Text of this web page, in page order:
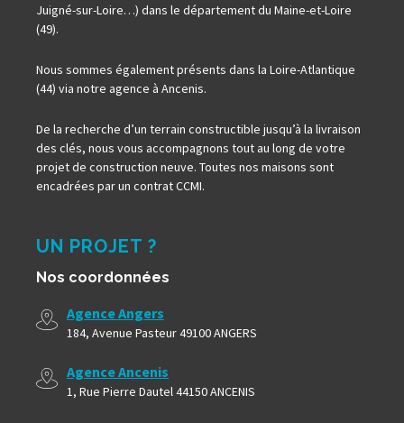
Juigné-sur-Loire…) dans le département du Maine-et-Loire
(49).
Nous sommes également présents dans la Loire-Atlantique
(44) via notre agence à Ancenis.
De la recherche d’un terrain constructible jusqu’à la livraison
des clés, nous vous accompagnons tout au long de votre
projet de construction neuve. Toutes nos maisons sont
encadrées par un contrat CCMI.
UN PROJET ?
Nos coordonnées
Agence Angers
184, Avenue Pasteur 49100 ANGERS
Agence Ancenis
1, Rue Pierre Dautel 44150 ANCENIS